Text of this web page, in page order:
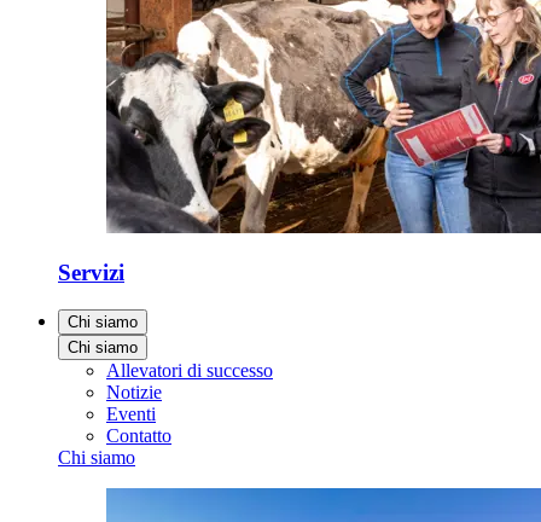
Servizi
Chi siamo
Chi siamo
Allevatori di successo
Notizie
Eventi
Contatto
Chi siamo